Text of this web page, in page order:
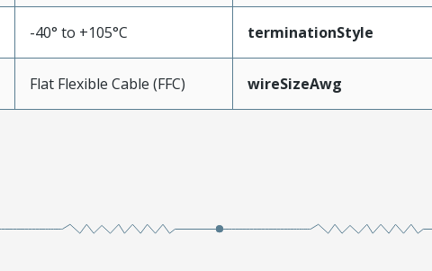
-40° to +105°C terminationStyle
Flat Flexible Cable (FFC) wireSizeAwg